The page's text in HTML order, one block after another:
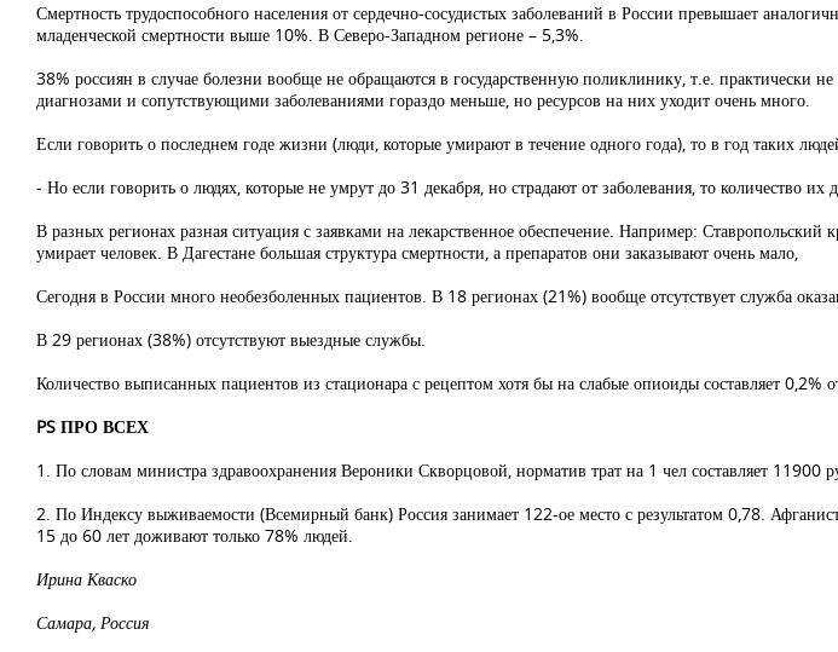
Смертность трудоспособного населения от сердечно-сосудистых заболеваний в России превышает
младенческой смертности выше 10%. В Северо-Западном регионе – 5,3%.
38% россиян в случае болезни вообще не обращаются в государственную поликлинику, т.е. практически
диагнозами и сопутствующими заболеваниями гораздо меньше, но ресурсов на них уходит очень много.
Если говорить о последнем годе жизни (люди, которые умирают в течение одного года), то в год таких
- Но если говорить о людях, которые не умрут до 31 декабря, но страдают от заболевания, то количество их
В разных регионах разная ситуация с заявками на лекарственное обеспечение. Например:
умирает человек. В Дагестане большая структура смертности, а препаратов они заказывают очень мало,
Сегодня в России много необезболенных пациентов. В 18 регионах (21%) вообще отсутствует служба
В 29 регионах (38%) отсутствуют выездные службы.
Количество выписанных пациентов из стационара с рецептом хотя бы на слабые опиоиды составляет
PS ПРО ВСЕХ
1. По словам министра здравоохранения Вероники Скворцовой, норматив трат на 1 чел составляет 11900
2. По Индексу выживаемости (Всемирный банк) Россия занимает 122-ое место с результатом 0,78.
15 до 60 лет доживают только 78% людей.
Ирина Кваско
Самара, Россия